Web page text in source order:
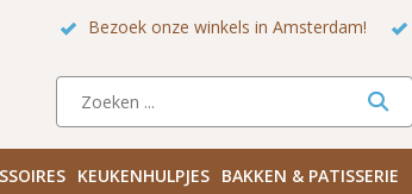
Bezoek onze winkels in Amsterdam!
KEUKENHULPJES BAKKEN & PATISSERIE